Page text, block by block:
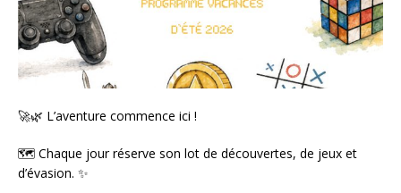
🚀🌿 L’aventure commence ici !
🗺️ Chaque jour réserve son lot de découvertes, de jeux et
d’évasion. ✨